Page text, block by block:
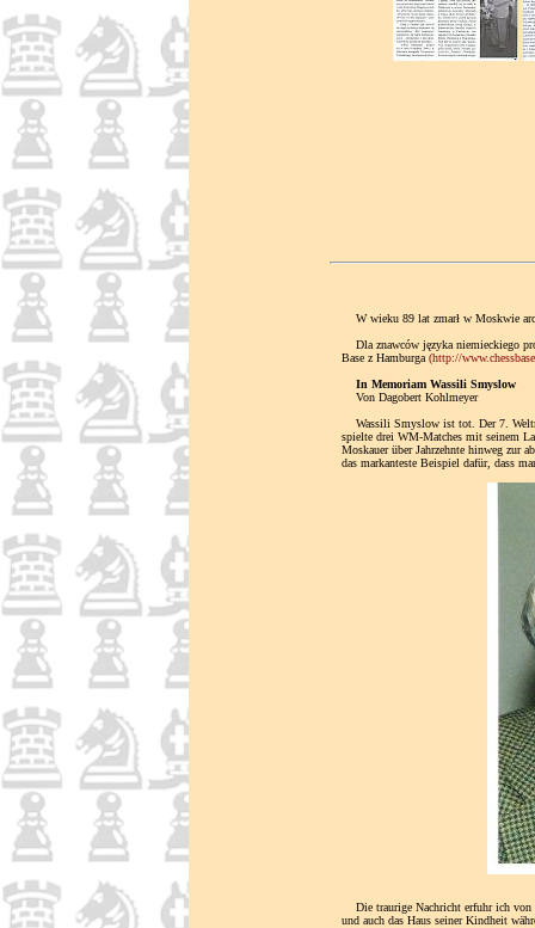
W wieku 89 lat zmarł w Moskwie
Dla znawców języka niemieckiego
Base z Hamburga (http://
In Memoriam Wassili Smyslow
Von Dagobert Kohlmeyer
Wassili Smyslow ist tot. Der 7.
spielte drei WM-Matches mit seinem
Moskauer über Jahrzehnte hinweg zur
das markanteste Beispiel dafür, dass
Die traurige Nachricht erfuhr ich von
und auch das Haus seiner Kindheit